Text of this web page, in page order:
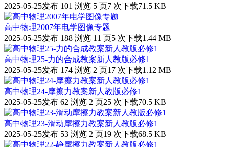
2025-05-25发布 101 浏览 5 页7 次下载71.5 KB
高中物理2007年电学图像专题
2025-05-25发布 188 浏览 11 页5 次下载1.44 MB
高中物理25-力的合成教案新人教版必修1
2025-05-25发布 174 浏览 2 页17 次下载1.12 MB
高中物理24-摩擦力教案新人教版必修1
2025-05-25发布 62 浏览 2 页25 次下载70.5 KB
高中物理23-滑动摩擦力教案新人教版必修1
2025-05-25发布 53 浏览 2 页19 次下载68.5 KB